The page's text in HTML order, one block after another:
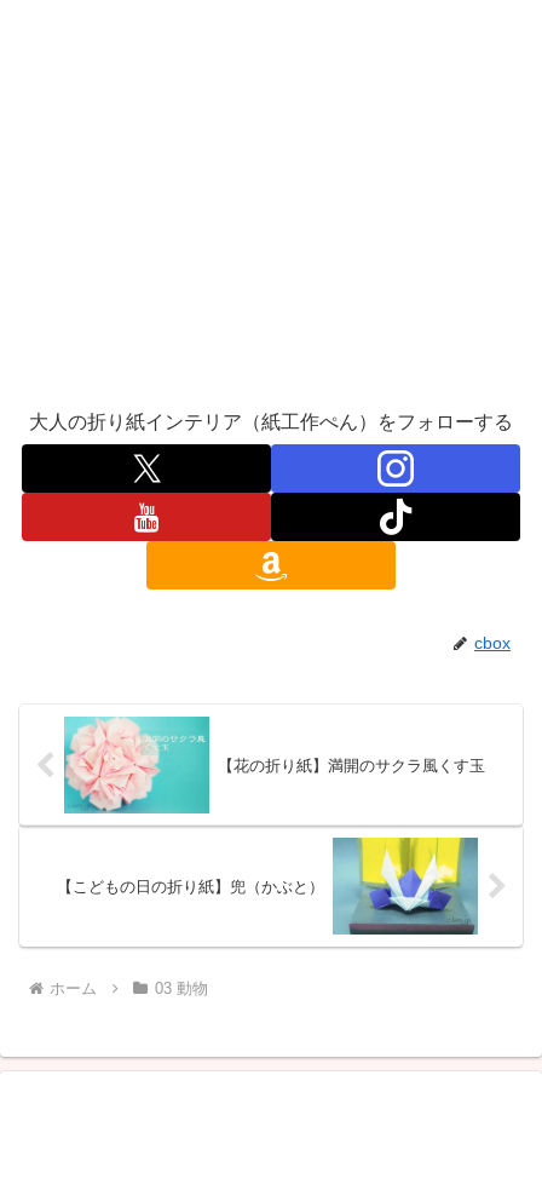
大人の折り紙インテリア（紙工作ぺん）をフォローする
cbox
【花の折り紙】満開のサクラ風くす玉
【こどもの日の折り紙】兜（かぶと）
ホーム 03 動物